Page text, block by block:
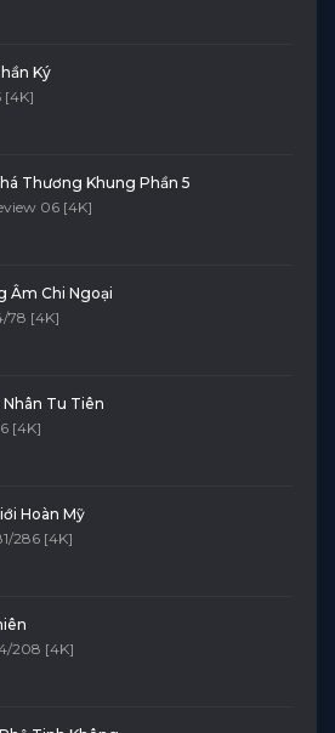
Ký
[4K]
Thương Khung Phần 5
06 [4K]
Âm Chi Ngoại
78 [4K]
Tu Tiên
[4K]
Hoàn Mỹ
286 [4K]
208 [4K]